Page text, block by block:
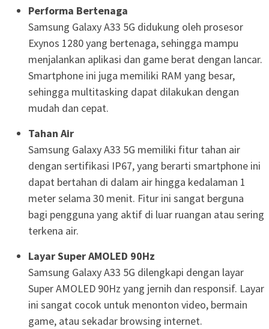
Performa Bertenaga
Samsung Galaxy A33 5G didukung oleh prosesor
Exynos 1280 yang bertenaga, sehingga mampu
menjalankan aplikasi dan game berat dengan lancar.
Smartphone ini juga memiliki RAM yang besar,
sehingga multitasking dapat dilakukan dengan
mudah dan cepat.
Tahan Air
Samsung Galaxy A33 5G memiliki fitur tahan air
dengan sertifikasi IP67, yang berarti smartphone ini
dapat bertahan di dalam air hingga kedalaman 1
meter selama 30 menit. Fitur ini sangat berguna
bagi pengguna yang aktif di luar ruangan atau sering
terkena air.
Layar Super AMOLED 90Hz
Samsung Galaxy A33 5G dilengkapi dengan layar
Super AMOLED 90Hz yang jernih dan responsif. Layar
ini sangat cocok untuk menonton video, bermain
game, atau sekadar browsing internet.